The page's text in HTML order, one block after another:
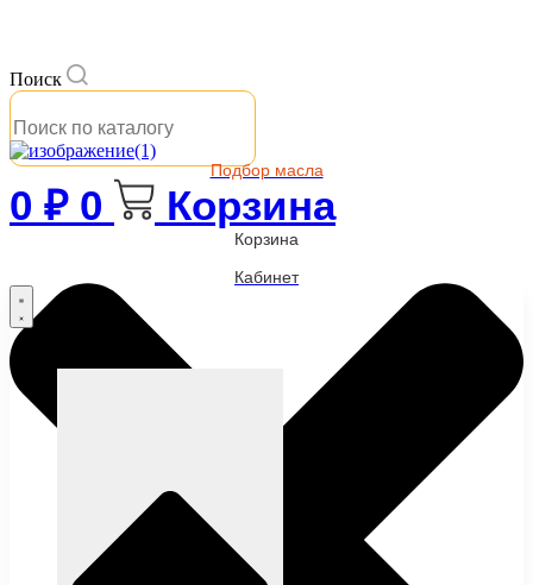
Поиск
Подбор масла
0 ₽ 0 Корзина
Корзина
Кабинет